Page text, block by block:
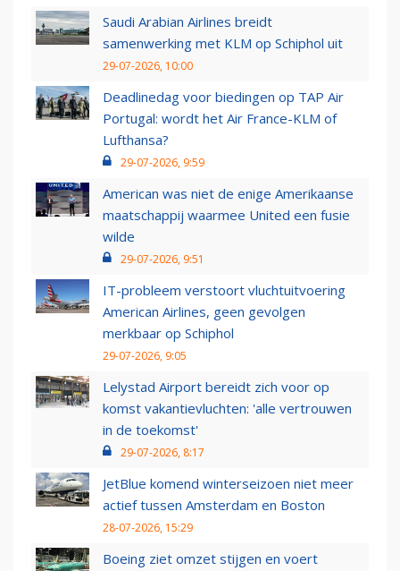
Saudi Arabian Airlines breidt
samenwerking met KLM op Schiphol uit
29-07-2026, 10:00
Deadlinedag voor biedingen op TAP Air
Portugal: wordt het Air France-KLM of
Lufthansa?
29-07-2026, 9:59
American was niet de enige Amerikaanse
maatschappij waarmee United een fusie
wilde
29-07-2026, 9:51
IT-probleem verstoort vluchtuitvoering
American Airlines, geen gevolgen
merkbaar op Schiphol
29-07-2026, 9:05
Lelystad Airport bereidt zich voor op
komst vakantievluchten: 'alle vertrouwen
in de toekomst'
29-07-2026, 8:17
JetBlue komend winterseizoen niet meer
actief tussen Amsterdam en Boston
28-07-2026, 15:29
Boeing ziet omzet stijgen en voert